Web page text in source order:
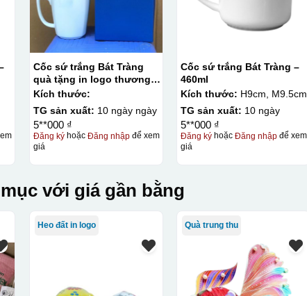
Cốc sứ trắng Bát Tràng
quà tặng in logo thương
hiệu Minh Long dáng
vuông có nắp KQ-CST01
Kích thước:
TG sản xuất: 10 ngày ngày
5**000 ₫
Đăng kýhoặc Đăng nhậpđể xem
giá
Cốc sứ trắng Bát Tràng –
460ml
Kích thước: H9cm, M9.5cm
TG sản xuất: 10 ngày
5**000 ₫
Đăng ký hoặcĐăng nhập để xem
giá
với giá gần bằng
Heo đất in logo Quà trung thu